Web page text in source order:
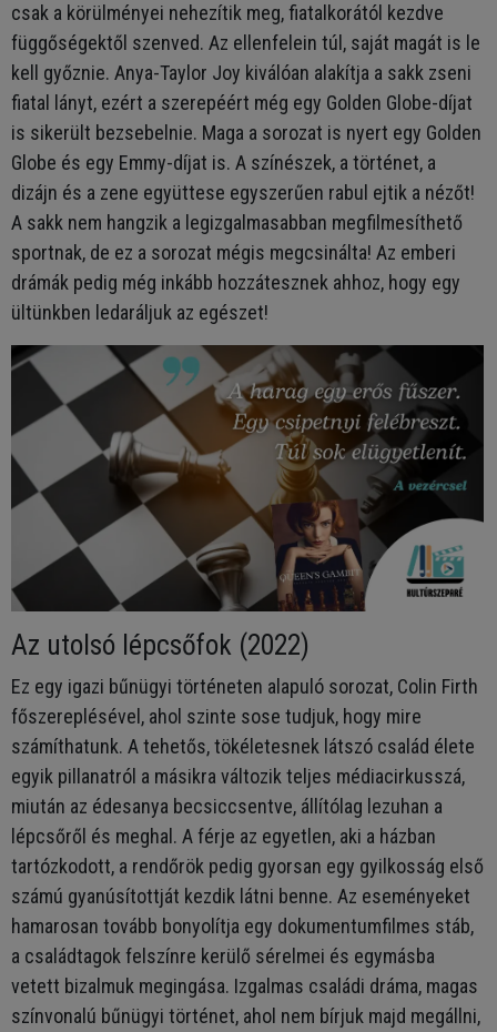
csak a körülményei nehezítik meg, fiatalkorától kezdve
függőségektől szenved. Az ellenfelein túl, saját magát is le
kell győznie. Anya-Taylor Joy kiválóan alakítja a sakk zseni
fiatal lányt, ezért a szerepéért még egy Golden Globe-díjat
is sikerült bezsebelnie. Maga a sorozat is nyert egy Golden
Globe és egy Emmy-díjat is. A színészek, a történet, a
dizájn és a zene együttese egyszerűen rabul ejtik a nézőt!
A sakk nem hangzik a legizgalmasabban megfilmesíthető
sportnak, de ez a sorozat mégis megcsinálta! Az emberi
drámák pedig még inkább hozzátesznek ahhoz, hogy egy
ültünkben ledaráljuk az egészet!
Az utolsó lépcsőfok (2022)
Ez egy igazi bűnügyi történeten alapuló sorozat, Colin Firth
főszereplésével, ahol szinte sose tudjuk, hogy mire
számíthatunk. A tehetős, tökéletesnek látszó család élete
egyik pillanatról a másikra változik teljes médiacirkusszá,
miután az édesanya becsiccsentve, állítólag lezuhan a
lépcsőről és meghal. A férje az egyetlen, aki a házban
tartózkodott, a rendőrök pedig gyorsan egy gyilkosság első
számú gyanúsítottját kezdik látni benne. Az eseményeket
hamarosan tovább bonyolítja egy dokumentumfilmes stáb,
a családtagok felszínre kerülő sérelmei és egymásba
vetett bizalmuk megingása. Izgalmas családi dráma, magas
színvonalú bűnügyi történet, ahol nem bírjuk majd megállni,